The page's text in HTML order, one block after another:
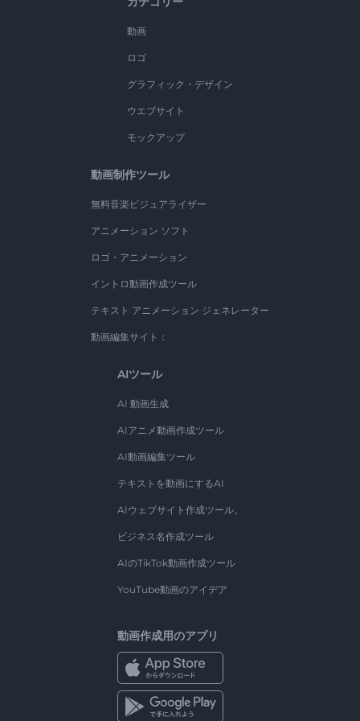
動画
ロゴ
グラフィック・デザイン
ウエブサイト
モックアップ
動画制作ツール
無料音楽ビジュアライザー
アニメーション ソフト
ロゴ・アニメーション
イントロ動画作成ツール
テキスト アニメーション ジェネレーター
動画編集サイト：
AIツール
AI 動画生成
AIアニメ動画作成ツール
AI動画編集ツール
テキストを動画にするAI
AIウェブサイト作成ツール。
ビジネス名作成ツール
AIのTikTok動画作成ツール
YouTube動画のアイデア
動画作成用のアプリ